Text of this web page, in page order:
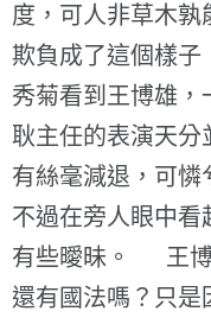
度，可人非草木孰
欺負成了這個樣子
秀菊看到王博雄，
耿主任的表演天分
有絲毫減退，可憐
不過在旁人眼中看
有些曖昧。 王博
還有國法嗎？只是